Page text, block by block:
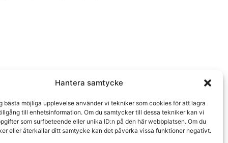
Hantera samtycke
bästa möjliga upplevelse använder vi tekniker som cookies för att lagra
till enhetsinformation. Om du samtycker till dessa tekniker kan vi
som surfbeteende eller unika ID:n på den här webbplatsen. Om du
eller återkallar ditt samtycke kan det påverka vissa funktioner negativt.